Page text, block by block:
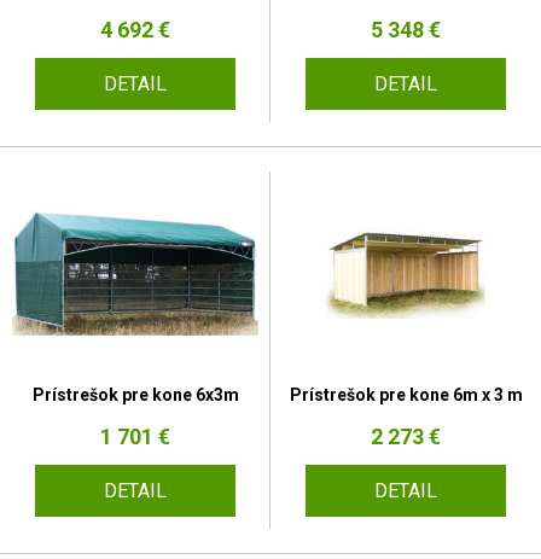
4 692 €
DETAIL
5 348 €
DETAIL
Prístrešok pre kone 6x3m
1 701 €
DETAIL
Prístrešok pre kone 6m x 3 m
2 273 €
DETAIL